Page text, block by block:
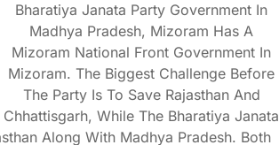
Bharatiya Janata Party Government In
Madhya Pradesh, Mizoram Has A
Mizoram National Front Government In
Mizoram. The Biggest Challenge Before
The Party Is To Save Rajasthan And
Chhattisgarh, While The Bharatiya Janata
Along With Madhya Pradesh. Both